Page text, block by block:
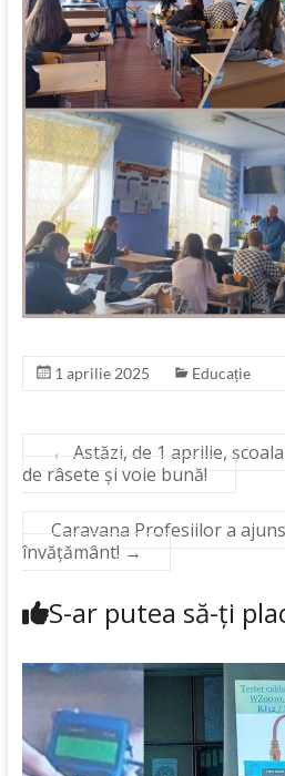
1 aprilie 2025 Educație
←
Astăzi, de 1 aprilie,
de râsete și voie bună!
Caravana Profesiilor a
învățământ! →
S-ar putea să-ți